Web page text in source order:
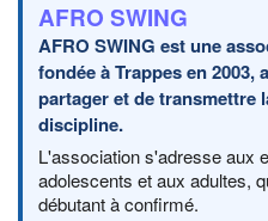
AFRO SWING
AFRO SWING est une
fondée à Trappes en
partager et de transmettre
discipline.
L'association s'adresse aux
adolescents et aux adultes,
débutant à confirmé.